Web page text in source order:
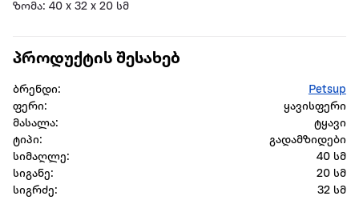
ზომა: 40 x 32 x 20 სმ
პროდუქტის შესახებ
ბრენდი:
Petsup
ფერი:
ყავისფერი
მასალა:
ტყავი
ტიპი:
გადამზიდები
სიმაღლე:
40 სმ
სიგანე:
20 სმ
სიგრძე:
32 სმ